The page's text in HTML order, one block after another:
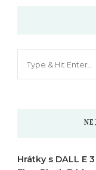
Hrátky s DALL E